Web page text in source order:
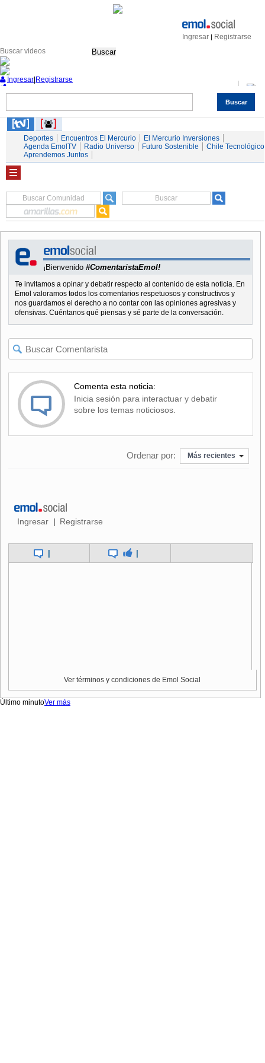
Ingresar | Registrarse
Buscar
Buscar
Ingresar Registrarse
Servicios
Deportes Encuentros El Mercurio
El Mercurio Inversiones
Agenda EmolTV
Radio Universo Futuro Sostenible
Chile Tecnológico
Aprendemos Juntos
¡Bienvenido #ComentaristaEmol!
Te invitamos a opinar y debatir respecto al contenido de esta noticia. En
Emol valoramos todos los comentarios respetuosos y constructivos y
nos guardamos el derecho a no contar con las opiniones agresivas y
ofensivas. Cuéntanos qué piensas y sé parte de la conversación.
Comenta esta noticia:
Inicia sesión para interactuar y debatir
sobre los temas noticiosos.
Ordenar por: Más recientes
Ingresar | Registrarse
| |
Ver términos y condiciones de Emol Social
Último minutoVer más